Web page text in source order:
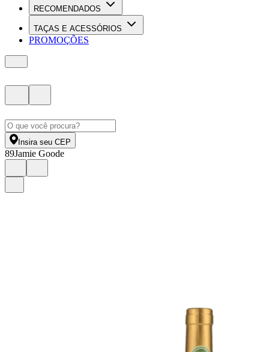
RECOMENDADOS
TAÇAS E ACESSÓRIOS
PROMOÇÕES
Insira seu CEP
89Jamie Goode